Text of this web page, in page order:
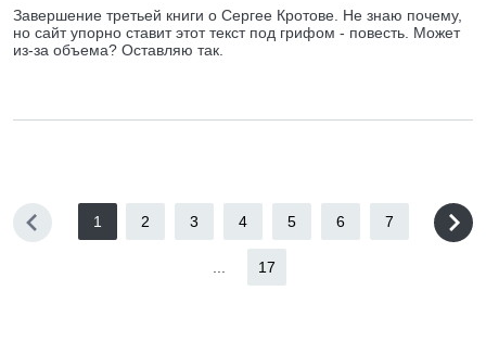
Завершение третьей книги о Сергее Кротове. Не знаю почему,
но сайт упорно ставит этот текст под грифом - повесть. Может
из-за объема? Оставляю так.
1 2 3 4 5 6 7
17